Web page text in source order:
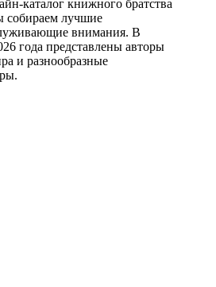
каталог книжного братства
собираем лучшие
внимания. В
года представлены авторы
и разнообразные